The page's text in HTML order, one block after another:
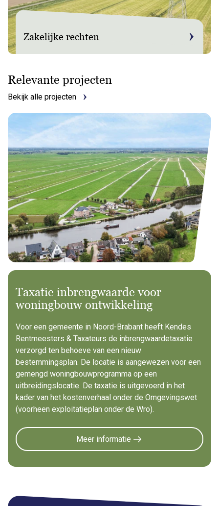
Zakelijke rechten
Relevante projecten
Bekijk alle projecten
Taxatie inbrengwaarde voor
woningbouw ontwikkeling
Voor een gemeente in Noord-Brabant heeft Kendes
Rentmeesters & Taxateurs de inbrengwaardetaxatie
verzorgd ten behoeve van een nieuw
bestemmingsplan. De locatie is aangewezen voor een
gemengd woningbouwprogramma op een
uitbreidingslocatie. De taxatie is uitgevoerd in het
kader van het kostenverhaal onder de Omgevingswet
(voorheen exploitatieplan onder de Wro).
Meer informatie